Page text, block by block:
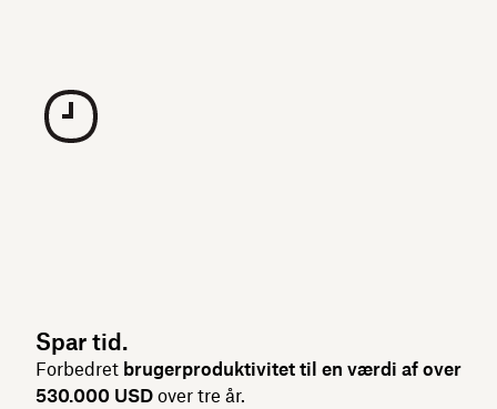
Spar tid.
Forbedret brugerproduktivitet til en værdi af over
530.000 USD over tre år.